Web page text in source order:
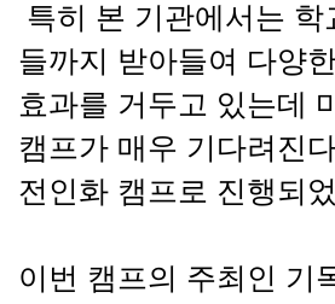
특히 본 기관에서는
들까지 받아들여 다양
효과를 거두고 있는데
캠프가 매우 기다려진
전인화 캠프로 진행되
이번 캠프의 주최인 기